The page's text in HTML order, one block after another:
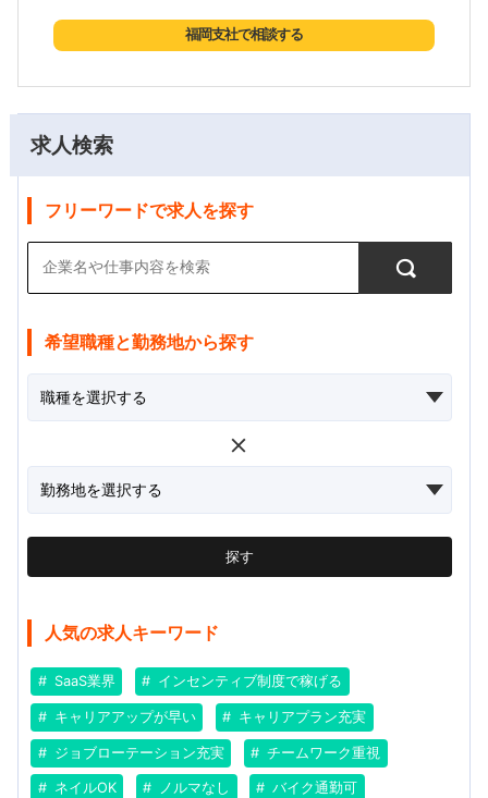
求人検索
フリーワードで求人を探す
希望職種と勤務地から探す
探す
人気の求人キーワード
SaaS業界 インセンティブ制度で稼げる
キャリアアップが早い キャリアプラン充実
ジョブローテーション充実 チームワーク重視
ネイルOK ノルマなし バイク通勤可
福岡支社で相談する